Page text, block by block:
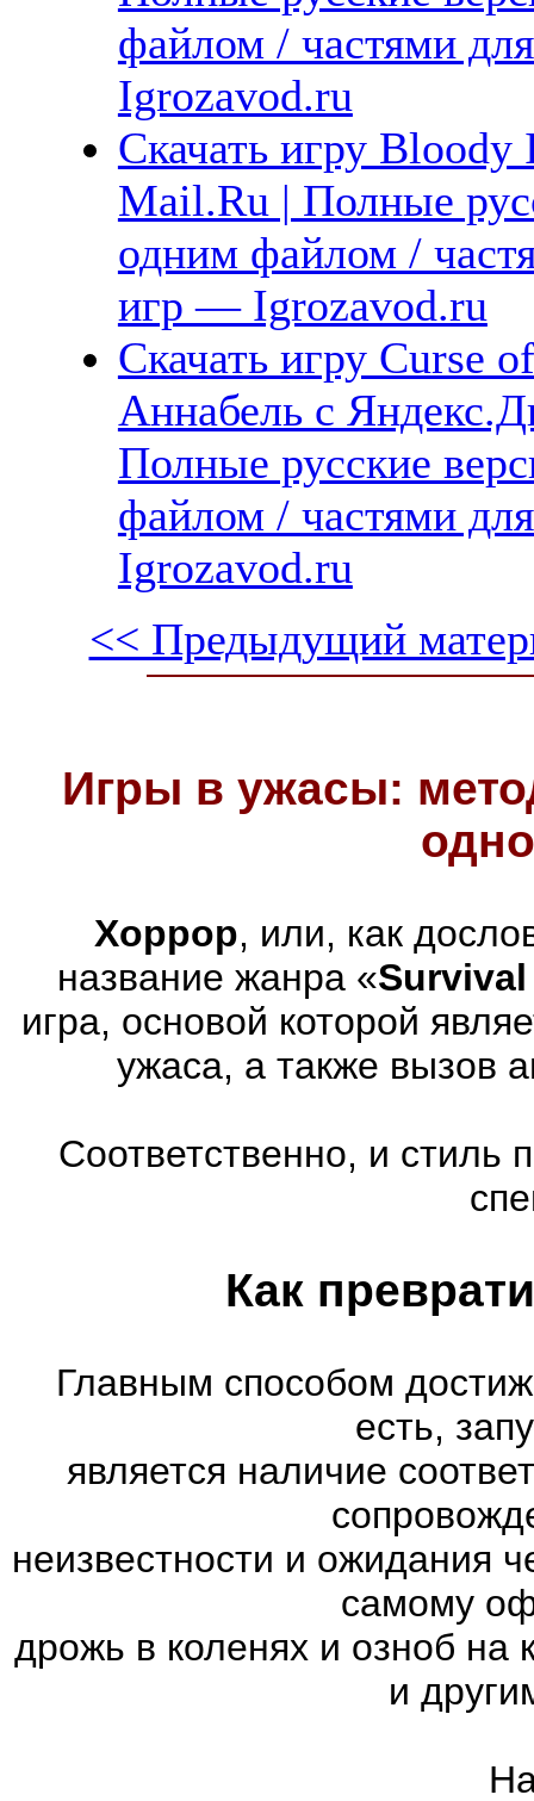
файлом / частями
Igrozavod.ru
Скачать игру
Mail.Ru | Полные
одним файлом /
игр — Igrozavod.ru
Скачать игру Curse
Аннабель с
Полные русские
файлом / частями
Igrozavod.ru
<< Предыдущий
Игры в ужасы:
Хоррор, или, как
название жанра «
игра, основой которой
ужаса, а также вызов
Соответственно, и стиль
Как
Главным способом
есть,
является наличие
неизвестности и ожидания
самому
дрожь в коленях и озноб на
и